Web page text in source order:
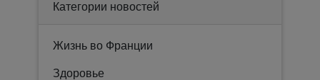
Категории новостей
Жизнь во Франции
Здоровье